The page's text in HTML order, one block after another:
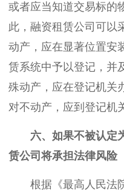
或者应当知道交易标的
此，融资租赁公司可以
动产，应在显著位置安
赁系统中予以登记，并
殊动产，应在登记机关
对不动产，应到登记机
六、如果不被认定为
赁公司将承担法律风险
根据《最高人民法院